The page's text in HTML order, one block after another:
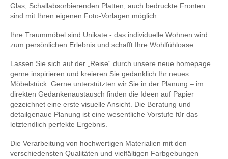
Glas, Schallabsorbierenden Platten, auch bedruckte Fronten
sind mit Ihren eigenen Foto-Vorlagen möglich.
Ihre Traummöbel sind Unikate - das individuelle Wohnen wird
zum persönlichen Erlebnis und schafft Ihre Wohlfühloase.
Lassen Sie sich auf der „Reise“ durch unsere neue homepage
gerne inspirieren und kreieren Sie gedanklich Ihr neues
Möbelstück. Gerne unterstützten wir Sie in der Planung – im
direkten Gedankenaustausch finden die Ideen auf Papier
gezeichnet eine erste visuelle Ansicht. Die Beratung und
detailgenaue Planung ist eine wesentliche Vorstufe für das
letztendlich perfekte Ergebnis.
Die Verarbeitung von hochwertigen Materialien mit den
verschiedensten Qualitäten und vielfältigen Farbgebungen